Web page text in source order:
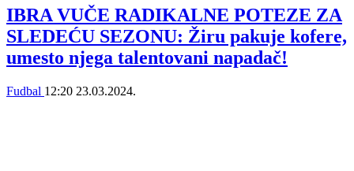
IBRA VUČE RADIKALNE POTEZE ZA
SLEDEĆU SEZONU: Žiru pakuje kofere,
umesto njega talentovani napadač!
Fudbal 12:20 23.03.2024.